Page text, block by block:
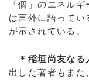
「個」のエネル
は言外に語ってい
が示されている。
＊稲垣尚友なる
出した著者もまた